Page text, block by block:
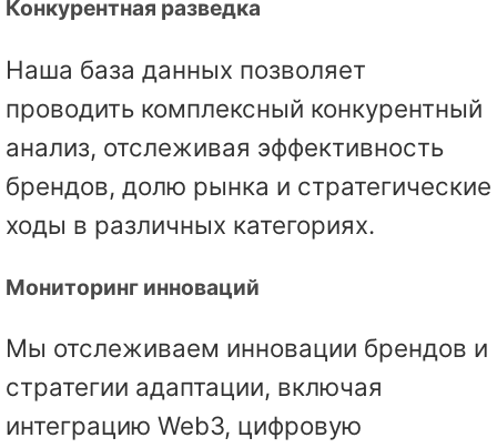
Конкурентная разведка
Наша база данных позволяет
проводить комплексный конкурентный
анализ, отслеживая эффективность
брендов, долю рынка и стратегические
ходы в различных категориях.
Мониторинг инноваций
Мы отслеживаем инновации брендов и
стратегии адаптации, включая
интеграцию Web3, цифровую